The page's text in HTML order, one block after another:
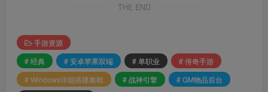
THE END
手游资源
# 经典
# 安卓苹果双端 # 单职业
# 传奇手游
# Windows详细搭建教程
# 战神引擎
# GM物品后台